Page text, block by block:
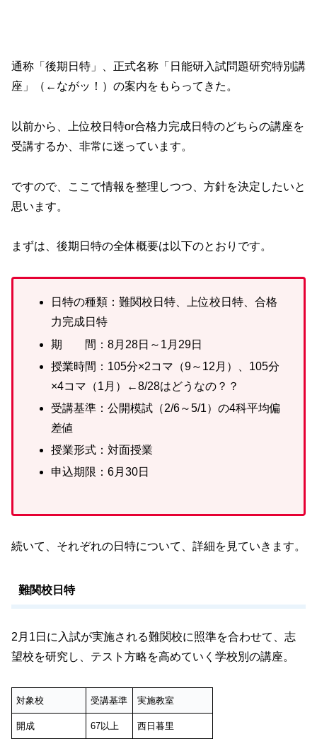
通称「後期日特」、正式名称「日能研入試問題研究特別講
座」（←ながッ！）の案内をもらってきた。
以前から、上位校日特or合格力完成日特のどちらの講座を
受講するか、非常に迷っています。
ですので、ここで情報を整理しつつ、方針を決定したいと
思います。
まずは、後期日特の全体概要は以下のとおりです。
日特の種類：難関校日特、上位校日特、合格
力完成日特
期 間：8月28日～1月29日
授業時間：105分×2コマ（9～12月）、105分
×4コマ（1月）←8/28はどうなの？？
受講基準：公開模試（2/6～5/1）の4科平均偏
差値
授業形式：対面授業
申込期限：6月30日
続いて、それぞれの日特について、詳細を見ていきます。
難関校日特
2月1日に入試が実施される難関校に照準を合わせて、志
望校を研究し、テスト方略を高めていく学校別の講座。
対象校 受講基準 実施教室
開成 67以上 西日暮里